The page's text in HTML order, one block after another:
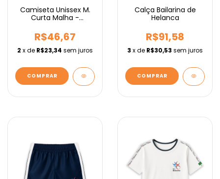
Camiseta Unissex M.
Curta Malha -
R$46,67
2 x de R$23,34 sem juros
COMPRAR
Calça Bailarina de
Helanca
R$91,58
3 x de R$30,53 sem juros
COMPRAR